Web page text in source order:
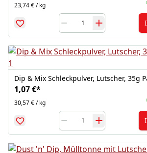
23,74 € / kg
Dip & Mix Schleckpulver, Lutscher, 35g
1,07 €*
30,57 € / kg